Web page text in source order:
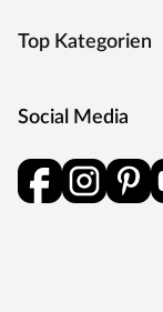
Top Kategorien
Social Media